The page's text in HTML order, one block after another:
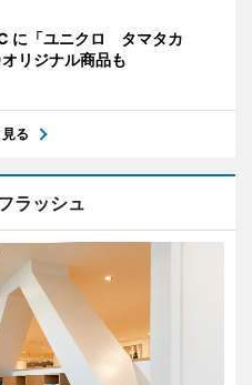
に「ユニクロ タマタカ
リジナル商品も
る
ラッシュ